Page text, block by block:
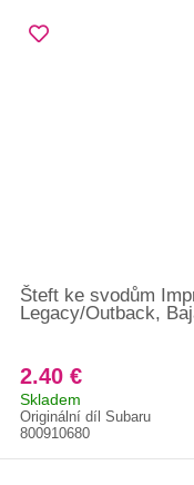
Šteft ke svodům
Legacy/Outback,
2.40 €
Skladem
Originální díl Subaru
800910680